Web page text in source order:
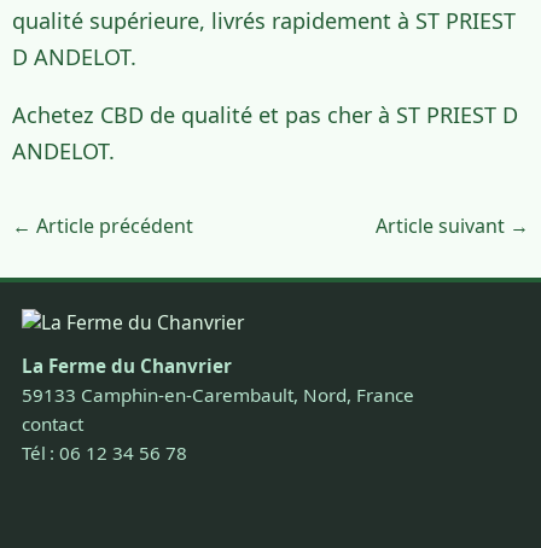
qualité supérieure, livrés rapidement à ST PRIEST
D ANDELOT.
Achetez CBD de qualité et pas cher à ST PRIEST D
ANDELOT.
← Article précédent Article suivant →
La Ferme du Chanvrier
59133 Camphin-en-Carembault, Nord, France
contact
Tél : 06 12 34 56 78